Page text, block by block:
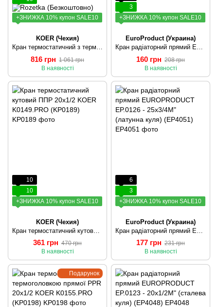
+ЗНИЖКА 10% купон SALE10
KOER (Чехия)
Кран термостатичний з термоголовкою прямої PPR 25x3/4 KOER K0156.PRO (KP0199)
816 грн 1 061 грн
В наявності
3
+ЗНИЖКА 10% купон SALE10
EuroProduct (Украина)
Кран радіаторний прямий EUROPRODUCT EP.0125 - 25x3/4M" (сталева куля) (EP4050)
160 грн 208 грн
В наявності
10
10
+ЗНИЖКА 10% купон SALE10
KOER (Чехия)
361 грн 470 грн
В наявності
6
3
+ЗНИЖКА 10% купон SALE10
EuroProduct (Украина)
177 грн 231 грн
В наявності
Подарунок